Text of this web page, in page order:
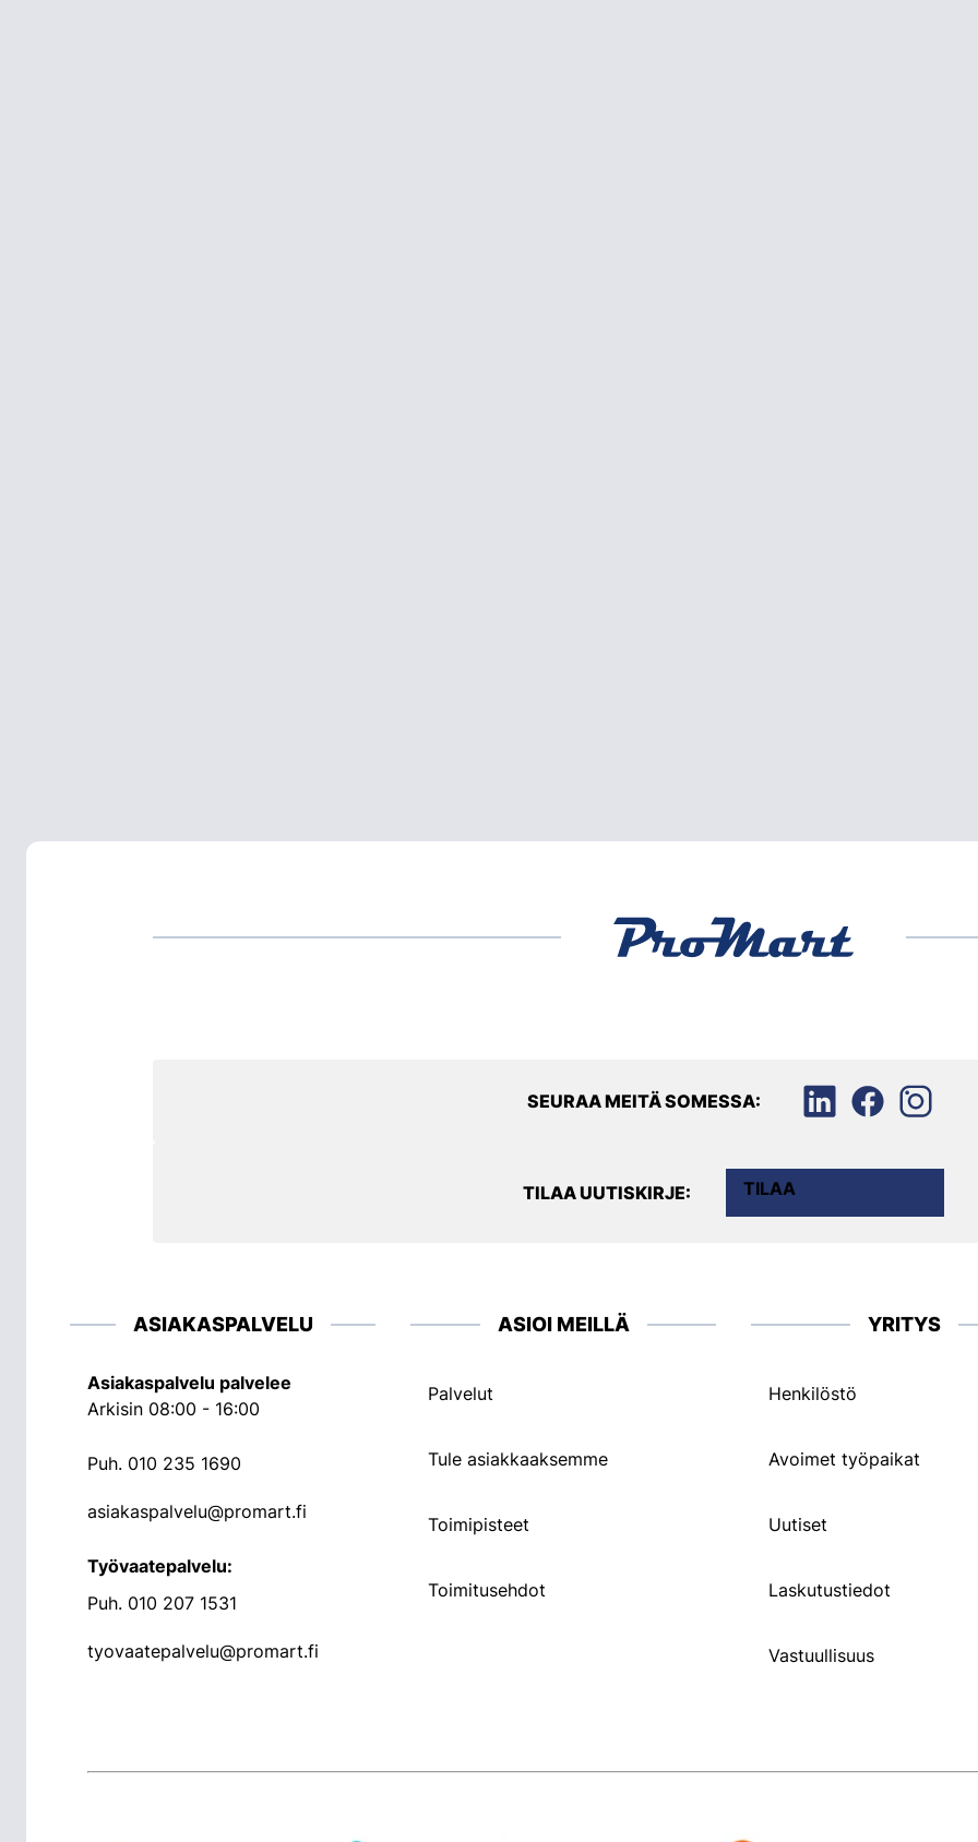
SEURAA MEITÄ SOMESSA:
TILAA UUTISKIRJE: TILAA
ASIAKASPALVELU
Asiakaspalvelu palvelee
Arkisin 08:00 - 16:00
Puh. 010 235 1690
asiakaspalvelu@promart.fi
Työvaatepalvelu:
Puh. 010 207 1531
tyovaatepalvelu@promart.fi
ASIOI MEILLÄ
Palvelut
Tule asiakkaaksemme
Toimipisteet
Toimitusehdot
YRITYS
Henkilöstö
Avoimet työpaikat
Uutiset
Laskutustiedot
Vastuullisuus